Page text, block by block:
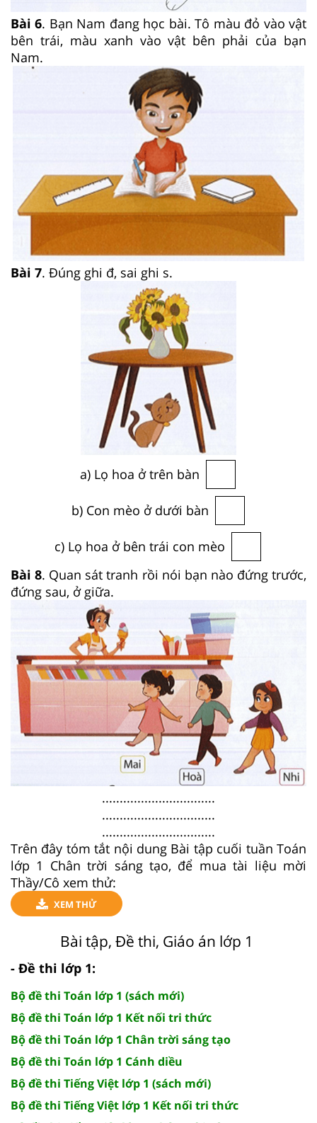
Bài 6. Bạn Nam đang học bài. Tô màu đỏ vào vật
bên trái, màu xanh vào vật bên phải của bạn
Nam.
Bài 7. Đúng ghi đ, sai ghi s.
a) Lọ hoa ở trên bàn
b) Con mèo ở dưới bàn
c) Lọ hoa ở bên trái con mèo
Bài 8. Quan sát tranh rồi nói bạn nào đứng trước,
đứng sau, ở giữa.
................................
................................
................................
Trên đây tóm tắt nội dung Bài tập cuối tuần Toán
lớp 1 Chân trời sáng tạo, để mua tài liệu mời
Thầy/Cô xem thử:
XEM THỬ
Bài tập, Đề thi, Giáo án lớp 1
- Đề thi lớp 1:
Bộ đề thi Toán lớp 1 (sách mới)
Bộ đề thi Toán lớp 1 Kết nối tri thức
Bộ đề thi Toán lớp 1 Chân trời sáng tạo
Bộ đề thi Toán lớp 1 Cánh diều
Bộ đề thi Tiếng Việt lớp 1 (sách mới)
Bộ đề thi Tiếng Việt lớp 1 Kết nối tri thức